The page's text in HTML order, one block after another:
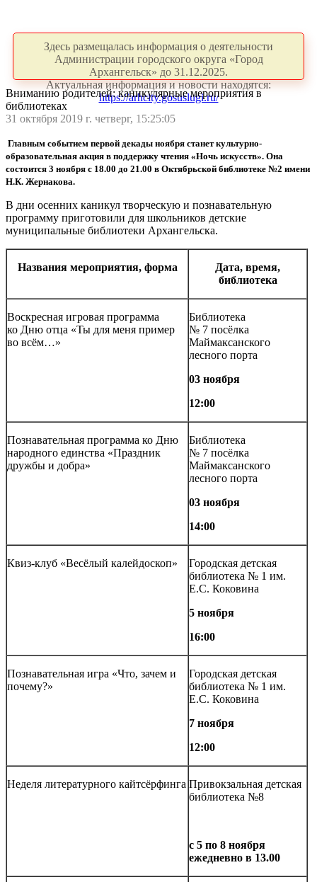
Здесь размещалась информация о деятельности
Администрации городского округа «Город
Архангельск» до 31.12.2025.
Актуальная информация и новости находятся:
https://arhcity.gosuslugi.ru/
Вниманию родителей: каникулярные мероприятия в
библиотеках
31 октября 2019 г. четверг, 15:25:05
Главным событием первой декады ноября станет культурно-
образовательная акция в поддержку чтения «Ночь искусств». Она
состоится 3 ноября с 18.00 до 21.00 в Октябрьской библиотеке №2 имени
Н.К. Жернакова.
В дни осенних каникул творческую и познавательную
программу приготовили для школьников детские
муниципальные библиотеки Архангельска.
Названия мероприятия, форма
Дата, время,
библиотека
Воскресная игровая программа
ко Дню отца «Ты для меня пример
во всём…»
Библиотека
№ 7 посёлка
Маймаксанского
лесного порта
03 ноября
12:00
Познавательная программа ко Дню
народного единства «Праздник
дружбы и добра»
Библиотека
№ 7 посёлка
Маймаксанского
лесного порта
03 ноября
14:00
Квиз-клуб «Весёлый калейдоскоп»
Городская детская
библиотека № 1 им.
Е.С. Коковина
5 ноября
16:00
Познавательная игра «Что, зачем и
почему?»
Городская детская
библиотека № 1 им.
Е.С. Коковина
7 ноября
12:00
Неделя литературного кайтсёрфинга Привокзальная детская
библиотека №8
с 5 по 8 ноября
ежедневно в 13.00